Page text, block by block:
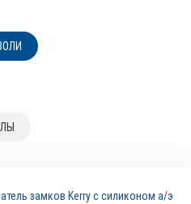
замков Kerry с силиконом а/э